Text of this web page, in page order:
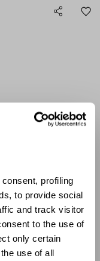
profiling
to provide social
and track visitor
to the use of
only certain
use of all
GUÍA DE TALLAS